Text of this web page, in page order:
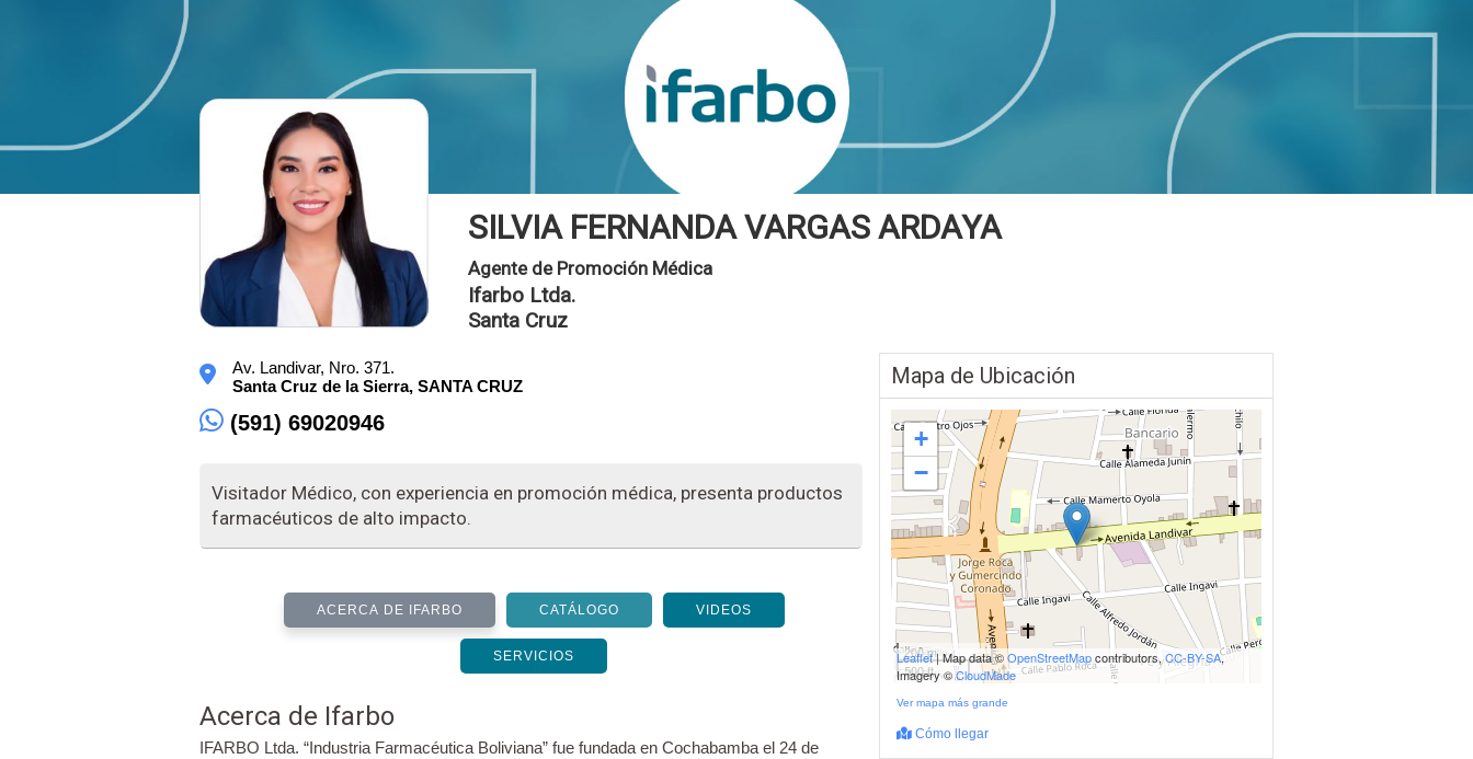
SILVIA FERNANDA VARGAS ARDAYA
Agente de Promoción Médica
Ifarbo Ltda.
Santa Cruz
Av. Landivar, Nro. 371.
Santa Cruz de la Sierra, SANTA CRUZ
(591) 69020946‬
Visitador Médico, con experiencia en promoción médica, presenta productos
farmacéuticos de alto impacto.
ACERCA DE IFARBO CATÁLOGO VIDEOS
SERVICIOS
Acerca de Ifarbo
IFARBO Ltda. “Industria Farmacéutica Boliviana” fue fundada en Cochabamba el 24 de
Mapa de Ubicación
+
−
200 m
500 ft
Leaflet| Map data ©OpenStreetMapcontributors,CC-BY-SA,
Imagery ©CloudMade
Ver mapa más grande
Cómo llegar